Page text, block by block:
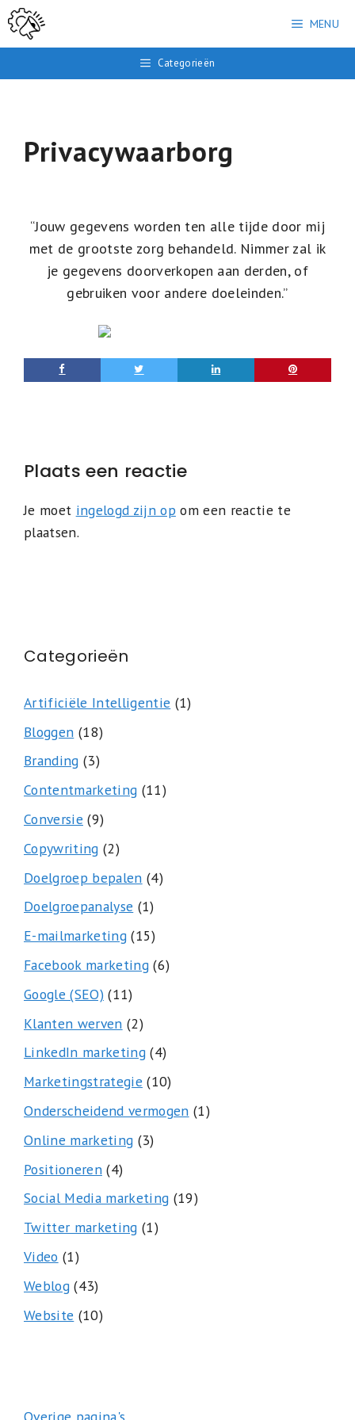
Ga
naar
inhoud
MENU
Categorieën
Privacywaarborg
“Jouw gegevens worden ten alle tijde door mij
met de grootste zorg behandeld. Nimmer zal ik
je gegevens doorverkopen aan derden, of
gebruiken voor andere doeleinden.”
Plaats een reactie
Je moet ingelogd zijn op om een reactie te
plaatsen.
Categorieën
Artificiële Intelligentie (1)
Bloggen (18)
Branding (3)
Contentmarketing (11)
Conversie (9)
Copywriting (2)
Doelgroep bepalen (4)
Doelgroepanalyse (1)
E-mailmarketing(15)
Facebook marketing(6)
Google (SEO)(11)
Klanten werven (2)
LinkedIn marketing(4)
Marketingstrategie (10)
Onderscheidend vermogen (1)
Online marketing (3)
Positioneren(4)
Social Media marketing (19)
Twitter marketing (1)
Video (1)
Weblog(43)
Website (10)
Overige pagina's